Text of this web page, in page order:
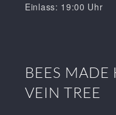
Einlass: 19:00 Uhr
BEES
VEIN TREE